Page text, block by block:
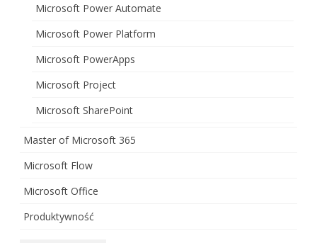
Microsoft Power Automate
Microsoft Power Platform
Microsoft PowerApps
Microsoft Project
Microsoft SharePoint
Master of Microsoft 365
Microsoft Flow
Microsoft Office
Produktywność